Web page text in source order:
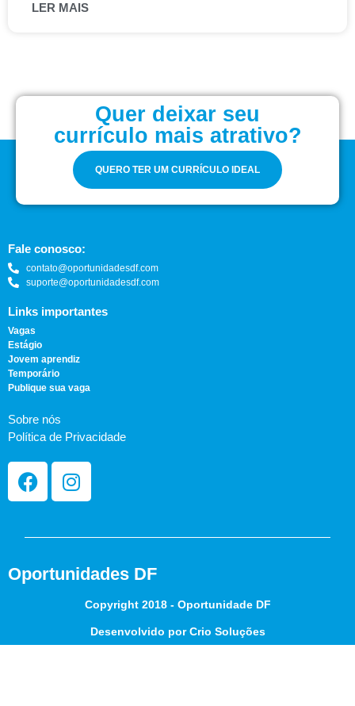
LER MAIS
Quer deixar seu
currículo mais atrativo?
QUERO TER UM CURRÍCULO IDEAL
Fale conosco:
contato@oportunidadesdf.com
suporte@oportunidadesdf.com
Links importantes
Vagas
Estágio
Jovem aprendiz
Temporário
Publique sua vaga
Sobre nós
Política de Privacidade
Oportunidades DF
Copyright 2018 - Oportunidade DF
Desenvolvido por Crio Soluções